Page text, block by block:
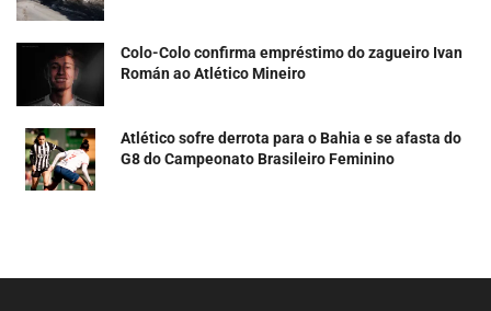
Colo-Colo confirma empréstimo do zagueiro Ivan
Román ao Atlético Mineiro
Atlético sofre derrota para o Bahia e se afasta do
G8 do Campeonato Brasileiro Feminino